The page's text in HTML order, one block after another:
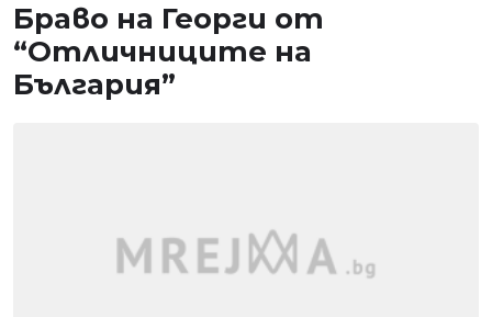
Браво на Георги от
“Отличниците на
България”